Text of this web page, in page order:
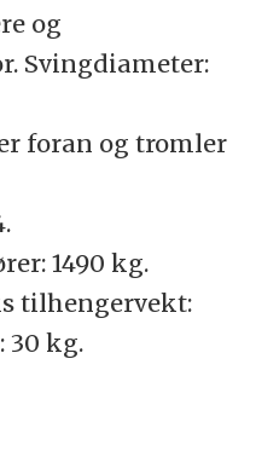
og
Svingdiameter:
foran og tromler
1490 kg.
tilhengervekt:
30 kg.